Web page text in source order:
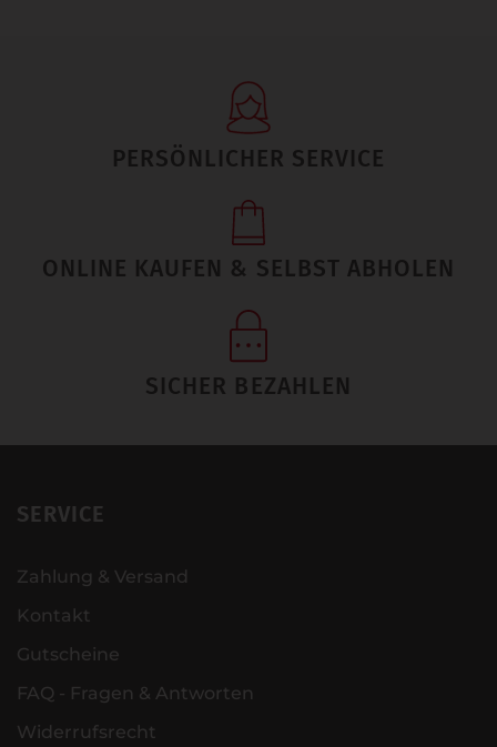
PERSÖNLICHER SERVICE
ONLINE KAUFEN & SELBST ABHOLEN
SICHER BEZAHLEN
SERVICE
Zahlung & Versand
Kontakt
Gutscheine
FAQ - Fragen & Antworten
Widerrufsrecht